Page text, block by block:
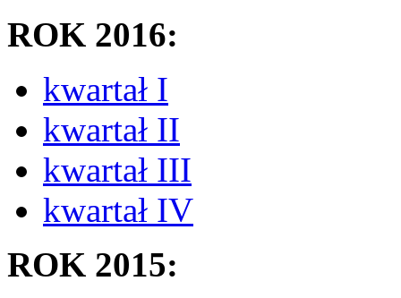
ROK 2016:
kwartał I
kwartał II
kwartał III
kwartał IV
ROK 2015: